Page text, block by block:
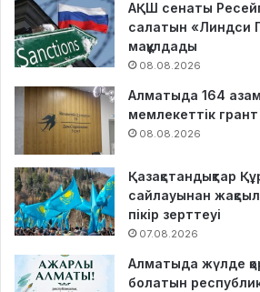
АҚШ сенаты
салатын «Линдси
мақұлдады
08.08.2026
Алматыда 164
мемлекеттік
08.08.2026
Қазақстандықтар
сайлауынан
пікір зерттеуі
07.08.2026
Алматыда жүлде
болатын